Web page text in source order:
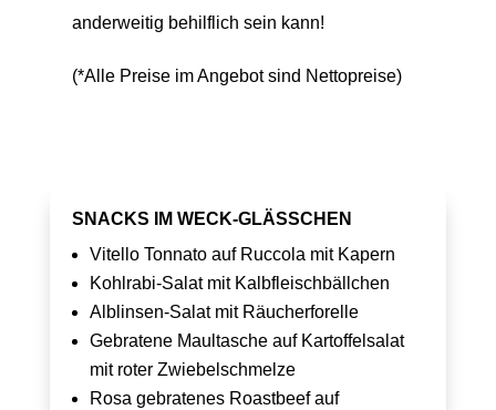
anderweitig behilflich sein kann!
(*Alle Preise im Angebot sind Nettopreise)
SNACKS IM WECK-GLÄSSCHEN
Vitello Tonnato auf Ruccola mit Kapern
Kohlrabi-Salat mit Kalbfleischbällchen
Alblinsen-Salat mit Räucherforelle
Gebratene Maultasche auf Kartoffelsalat
mit roter Zwiebelschmelze
Rosa gebratenes Roastbeef auf